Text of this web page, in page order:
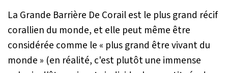
La Grande Barrière De Corail est le plus grand récif
corallien du monde, et elle peut même être
considérée comme le « plus grand être vivant du
monde » (en réalité, c'est plutôt une immense